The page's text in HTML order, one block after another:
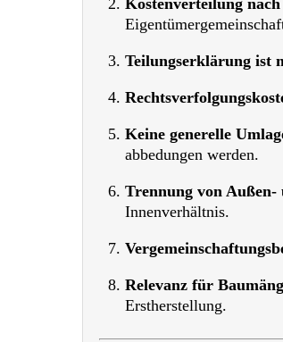
Teilungserklärung ist
Keine generelle
abbedungen werden.
Trennung von
Innenverhältnis.
Relevanz für
Erstherstellung.